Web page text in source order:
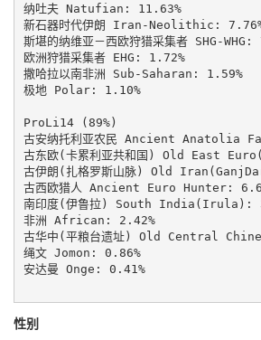
纳吐夫 Natufian: 11.63%
新石器时代伊朗 Iran-Neolithic:
斯堪的纳维亚－西欧狩猎采集者 SHG-
欧洲狩猎采集者 EHG: 1.72%
撒哈拉以南非洲 Sub-Saharan: 1.59%
极地 Polar: 1.10%
ProLi14 (89%)
古安纳托利亚农民 Ancient Anatolia
古东欧(卡累利亚共和国) Old East
古伊朗(扎格罗斯山脉) Old
古西欧猎人 Ancient Euro Hunter:
南印度(伊鲁拉) South India(Irula):
非洲 African: 2.42%
古华中(平粮台遗址) Old Central
绳文 Jomon: 0.86%
安达曼 Onge: 0.41%
性别